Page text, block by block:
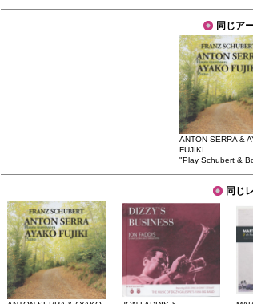
同じア
ANTON SERRA &
FUJIKI
"Play Schubert &
同じ